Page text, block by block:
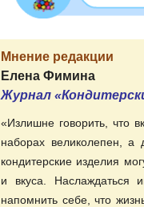
Мнение редакции
Елена Фимина
Журнал
«Излишне говорить, что
наборах великолепен, а
кондитерские изделия
и вкуса.
напомнить себе, что